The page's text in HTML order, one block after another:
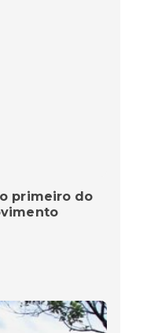
primeiro do